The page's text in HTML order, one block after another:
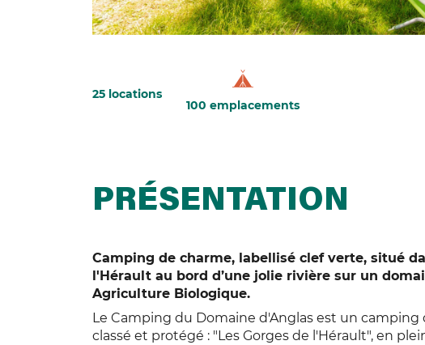
25 locations
100 emplacements
PRÉSENTATION
Camping de charme, labellisé clef verte, situé
l'Hérault au bord d’une jolie rivière sur un
Agriculture Biologique.
Le Camping du Domaine d'Anglas est un
classé et protégé : "Les Gorges de l'Hérault", en